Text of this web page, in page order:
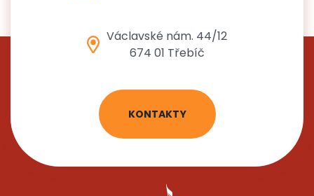
Václavské nám. 44/12
674 01 Třebíč
KONTAKTY